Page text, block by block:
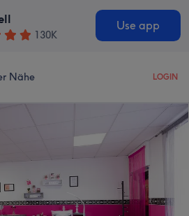
130K
Use app
Nähe LOGIN